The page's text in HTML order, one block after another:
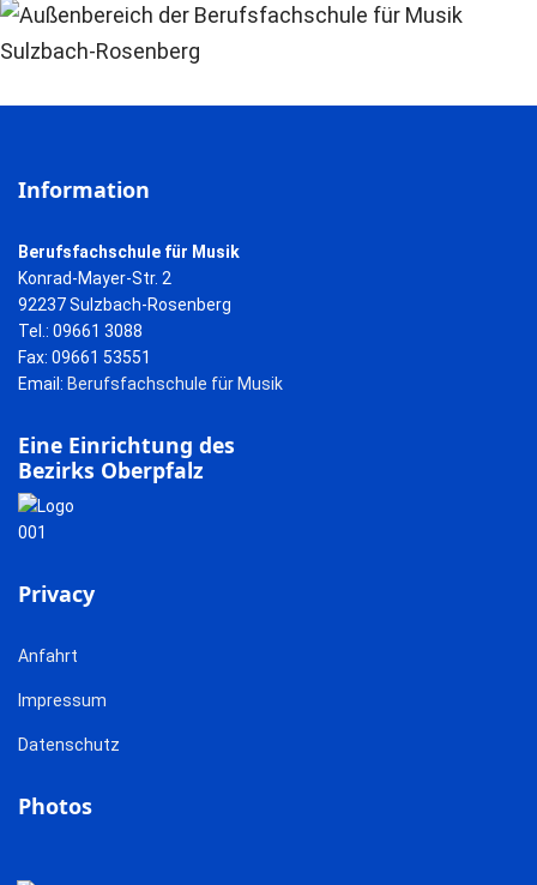
Information
Berufsfachschule für Musik
Konrad-Mayer-Str. 2
92237 Sulzbach-Rosenberg
Tel.: 09661 3088
Fax: 09661 53551
Email: Berufsfachschule für Musik
Eine Einrichtung des
Bezirks Oberpfalz
Privacy
Anfahrt
Impressum
Datenschutz
Photos